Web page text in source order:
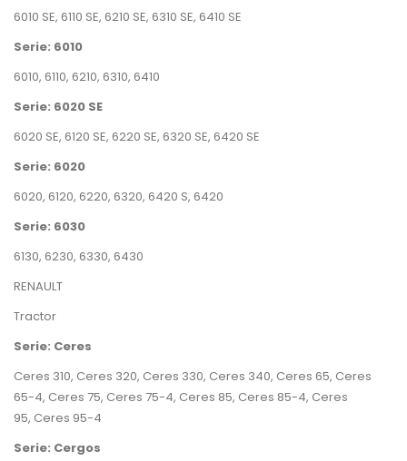
6010 SE, 6110 SE, 6210 SE, 6310 SE, 6410 SE
Serie: 6010
6010, 6110, 6210, 6310, 6410
Serie: 6020 SE
6020 SE, 6120 SE, 6220 SE, 6320 SE, 6420 SE
Serie: 6020
6020, 6120, 6220, 6320, 6420 S, 6420
Serie: 6030
6130, 6230, 6330, 6430
RENAULT
Tractor
Serie: Ceres
Ceres 310, Ceres 320, Ceres 330, Ceres 340, Ceres 65, Ceres
65-4, Ceres 75, Ceres 75-4, Ceres 85, Ceres 85-4, Ceres
95, Ceres 95-4
Serie: Cergos